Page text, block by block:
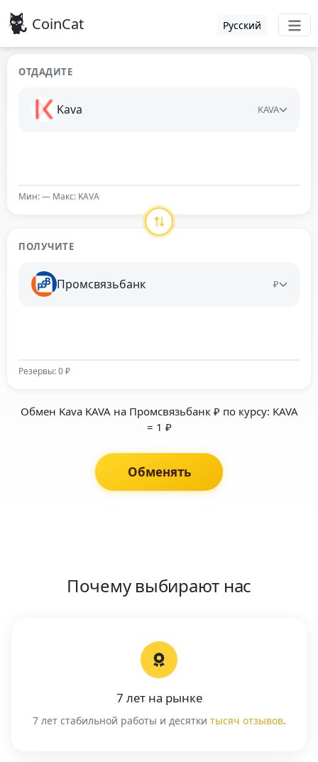
CoinCat Русский
ОТДАДИТЕ
Kava KAVA
Мин: — Макс: KAVA
ПОЛУЧИТЕ
Промсвязьбанк ₽
Резервы: 0 ₽
Обмен Kava KAVA на Промсвязьбанк ₽ по курсу: KAVA
= 1 ₽
Обменять
Почему выбирают нас
7 лет на рынке
7 лет стабильной работы и десятки тысяч отзывов.